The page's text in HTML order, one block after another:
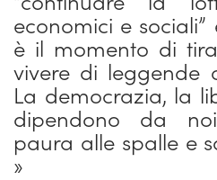
economici e
è il momento di
vivere di leggende
La democrazia, la
dipendono da
paura alle spalle e
»